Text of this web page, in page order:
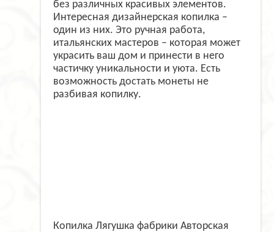
без различных красивых элементов.
Интересная дизайнерская копилка –
один из них. Это ручная работа,
итальянских мастеров – которая может
украсить ваш дом и принести в него
частичку уникальности и уюта. Есть
возможность достать монеты не
разбивая копилку.
Копилка Лягушка фабрики Авторская